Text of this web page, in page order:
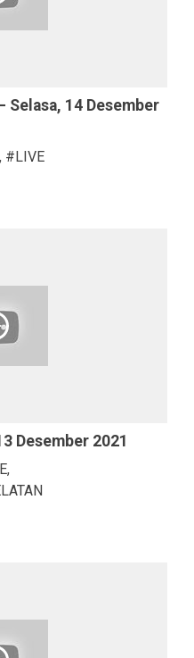
Selasa, 14 Desember
, #LIVE
Desember 2021
,